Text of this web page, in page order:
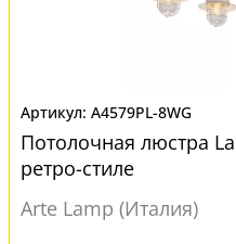
A4579PL-8WG
Потолочная люстра
ретро-стиле
Arte Lamp (Италия)